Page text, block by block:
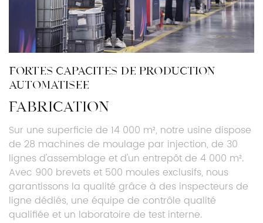
FORTES CAPACITÉS DE PRODUCTION
AUTOMATISÉE
FABRICATION
Sur une superficie de 14 000 m², notre usine dispose
de 28 machines de moulage par injection, de 30
lignes d'assemblage et d'un entrepôt de 4 000 m².
Avec 900 brevets et 500 moules exclusifs, nous
garantissons la qualité grâce à des inspecteurs de
ligne dédiés, une équipe de contrôle qualité
qualifiée et un laboratoire de test interne.